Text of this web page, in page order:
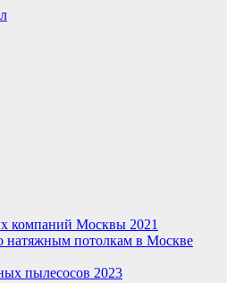
компаний Москвы 2021
натяжным потолкам в Москве
пылесосов 2023